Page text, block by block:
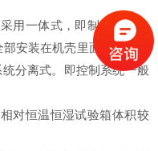
一体式，即制冷系统，
安装在机壳里面，步入式
分离式。即控制系统一般
恒温恒湿试验箱体积较